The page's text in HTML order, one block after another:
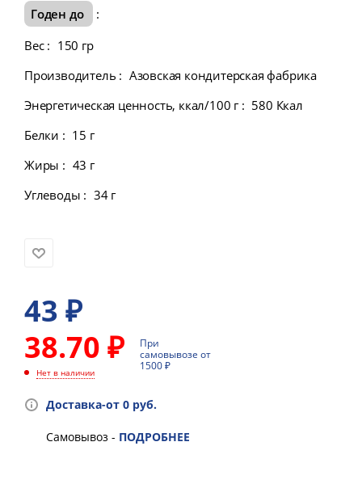
Годен до
:
Вес : 150 гр
Производитель : Азовская кондитерская фабрика
Энергетическая ценность, ккал/100 г : 580 Ккал
Белки : 15 г
Жиры : 43 г
Углеводы : 34 г
43 ₽
38.70 ₽
При
самовывозе от
1500 ₽
Нет в наличии
Доставка-от 0 руб.
Самовывоз - ПОДРОБНЕЕ